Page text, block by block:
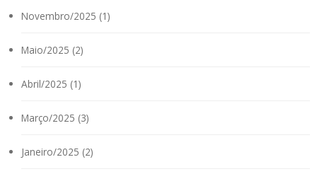
Novembro/2025 (1)
Maio/2025 (2)
Abril/2025 (1)
Março/2025 (3)
Janeiro/2025 (2)